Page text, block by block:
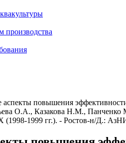
производства
повышения
О.А., Казакова Н.М.,
(1998-1999 гг.). - Ростов-н/Д.: